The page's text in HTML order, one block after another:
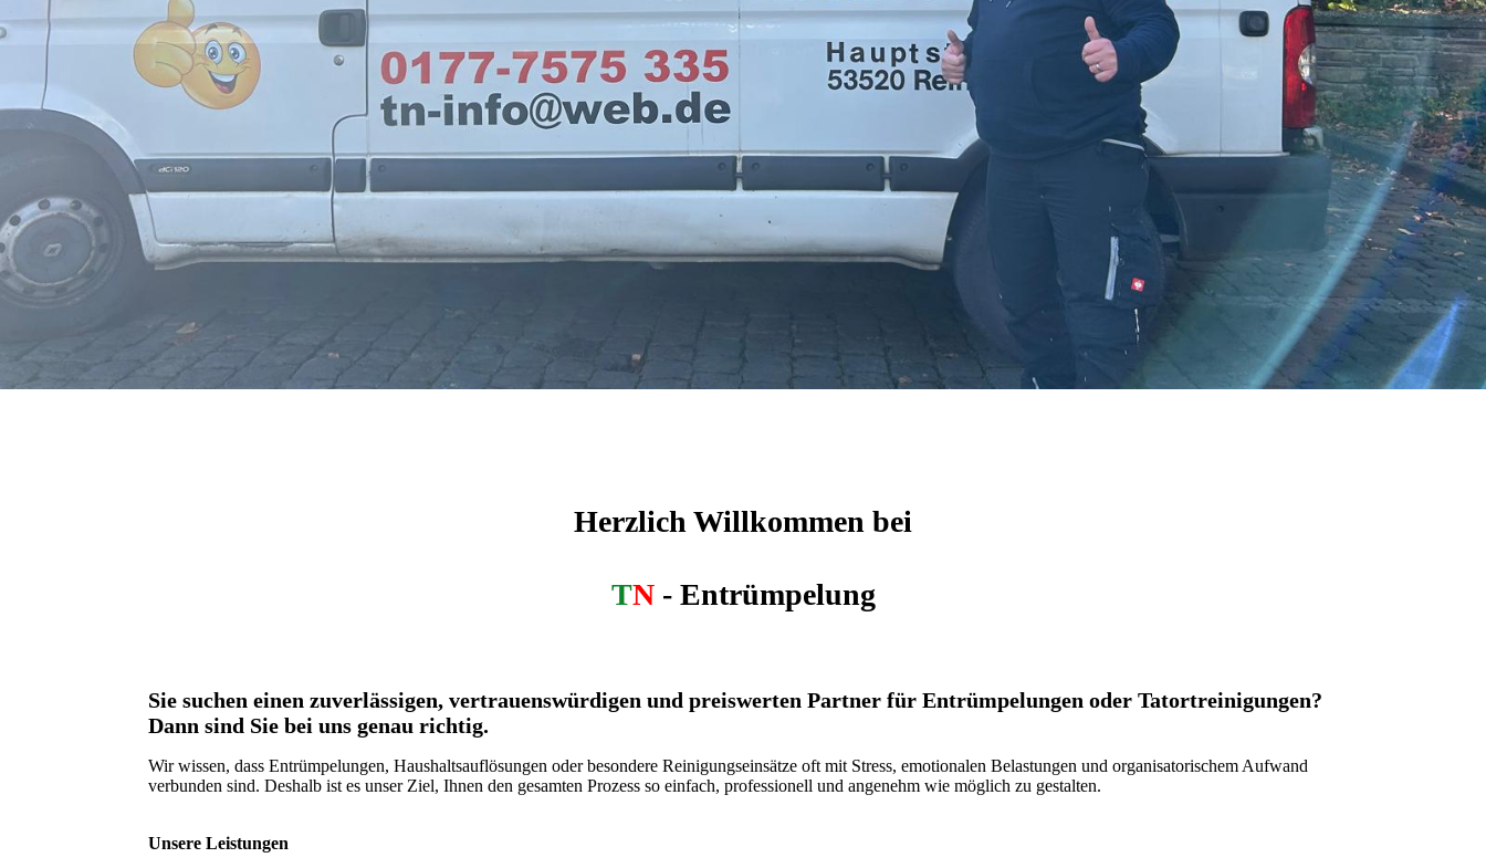
Herzlich Willkommen bei
TN - Entrümpelung
Sie suchen einen zuverlässigen, vertrauenswürdigen und preiswerten Partner für Entrümpelungen oder Tatortreinigungen?
Dann sind Sie bei uns genau richtig.
Wir wissen, dass Entrümpelungen, Haushaltsauflösungen oder besondere Reinigungseinsätze oft mit Stress, emotionalen Belastungen und organisatorischem Aufwand
verbunden sind. Deshalb ist es unser Ziel, Ihnen den gesamten Prozess so einfach, professionell und angenehm wie möglich zu gestalten.
Unsere Leistungen